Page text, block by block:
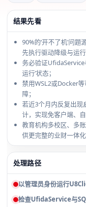
结果先看
90%的‘开不了机’问
先执行驱动降级与运行
务必验证UfidaService
运行’状态；
禁用WSL2或Docker
障；
若近3个月内反复出现
计，实现免客户端、
教育机构多校区、多
供更完整的业财一体化
处理路径
以管理员身份运行
检查UfidaService与